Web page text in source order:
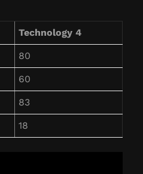
Technology 4
80
60
83
18